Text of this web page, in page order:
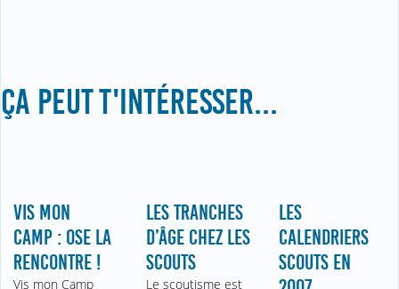
ÇA PEUT T'INTÉRESSER...
VIS MON
CAMP : OSE LA
RENCONTRE !
Vis mon Camp
LES TRANCHES
D’ÂGE CHEZ LES
SCOUTS
Le scoutisme est
LES
CALENDRIERS
SCOUTS EN